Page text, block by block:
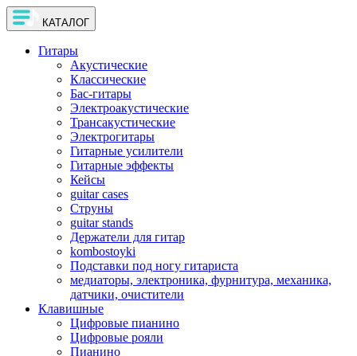
КАТАЛОГ
Гитары
Акустические
Классические
Бас-гитары
Электроакустические
Трансакустические
Электрогитары
Гитарные усилители
Гитарные эффекты
Кейсы
guitar cases
Струны
guitar stands
Держатели для гитар
kombostoyki
Подставки под ногу гитариста
медиаторы, электроника, фурнитура, механика,
датчики, очистители
Клавишные
Цифровые пианино
Цифровые рояли
Пианино